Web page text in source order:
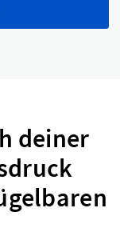
deiner